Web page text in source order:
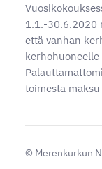
1.1.-30.6.2020
että vanhan
toimesta
© Merenkurkun